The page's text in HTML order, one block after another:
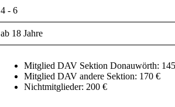
4 - 6
ab 18 Jahre
Mitglied DAV Sektion Donauwörth:
Mitglied DAV andere Sektion: 170 €
Nichtmitglieder: 200 €